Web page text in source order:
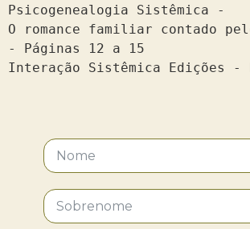
Psicogenealogia Sistêmica -
O romance familiar contado
- Páginas 12 a 15
Interação Sistêmica Edições -